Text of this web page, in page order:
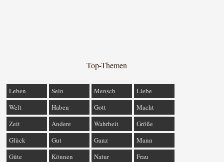
Top-Themen
Leben Sein Mensch
Liebe
Welt
Haben Gott
Macht
Zeit
Andere Wahrheit
Größe
Glück
Gut Ganz
Mann
Güte
Können Natur
Frau